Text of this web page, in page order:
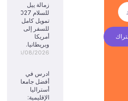
زمالة ييل
للسلام 2027:
تمويل كامل
للسفر إلى
أمريكا
وبريطانيا.
08/08/2026
ادرس في
أفضل جامعات
أستراليا
الإقليمية: